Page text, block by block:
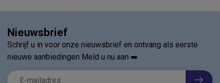
Nieuwsbrief
Schrijf u in voor onze nieuwsbrief en ontvang als eerste
nieuwe aanbiedingen Meld u nu aan ➡️